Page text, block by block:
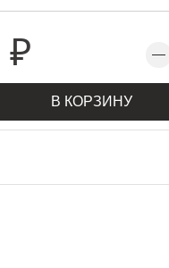
₽
В КОРЗИНУ